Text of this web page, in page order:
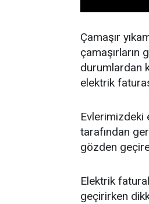
Çamaşır
çamaşırların
durumlardan
elektrik
Evlerimizdeki
tarafından
gözden
Elektrik
geçirirken